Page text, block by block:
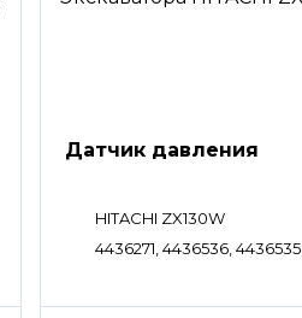
Датчик давления
HITACHI ZX130W
4436271, 4436536, 4436535